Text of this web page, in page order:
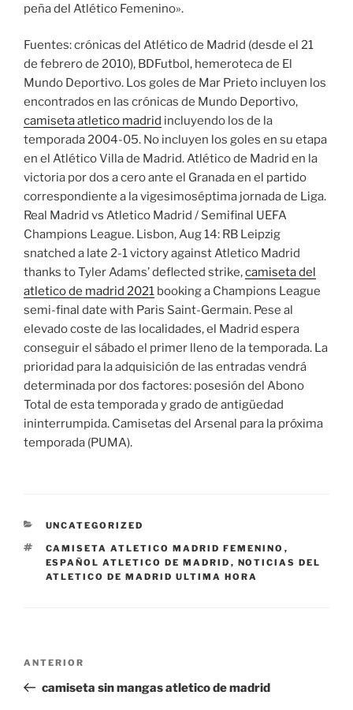
peña del Atlético Femenino».
Fuentes: crónicas del Atlético de Madrid (desde el 21
de febrero de 2010), BDFutbol, hemeroteca de El
Mundo Deportivo. Los goles de Mar Prieto incluyen los
encontrados en las crónicas de Mundo Deportivo,
camiseta atletico madrid incluyendo los de la
temporada 2004-05. No incluyen los goles en su etapa
en el Atlético Villa de Madrid. Atlético de Madrid en la
victoria por dos a cero ante el Granada en el partido
correspondiente a la vigesimoséptima jornada de Liga.
Real Madrid vs Atletico Madrid / Semifinal UEFA
Champions League. Lisbon, Aug 14: RB Leipzig
snatched a late 2-1 victory against Atletico Madrid
thanks to Tyler Adams’ deflected strike,camiseta del
atletico de madrid 2021 booking a Champions League
semi-final date with Paris Saint-Germain. Pese al
elevado coste de las localidades, el Madrid espera
conseguir el sábado el primer lleno de la temporada. La
prioridad para la adquisición de las entradas vendrá
determinada por dos factores: posesión del Abono
Total de esta temporada y grado de antigüedad
ininterrumpida. Camisetas del Arsenal para la próxima
temporada (PUMA).
CATEGORÍAS
UNCATEGORIZED
ETIQUETAS
CAMISETA ATLETICO MADRID FEMENINO ,
ESPAÑOL ATLETICO DE MADRID , NOTICIAS DEL
ATLETICO DE MADRID ULTIMA HORA
entradas
Entrada
anterior:
ANTERIOR
camiseta sin mangas atletico de madrid